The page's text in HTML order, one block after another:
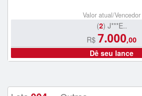
Valor atual/Vencedor
(2) J***E..
R$ 7.000,00
Dê seu lance